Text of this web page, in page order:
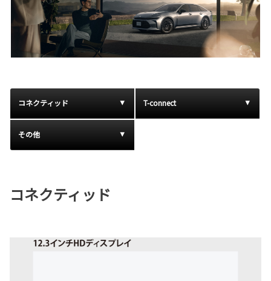
コネクティッド T-connect
その他
コネクティッド